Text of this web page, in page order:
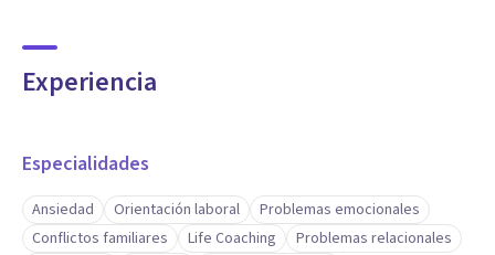
Experiencia
Especialidades
Ansiedad Orientación laboral
Problemas emocionales
Conflictos familiares
Life Coaching
Problemas relacionales